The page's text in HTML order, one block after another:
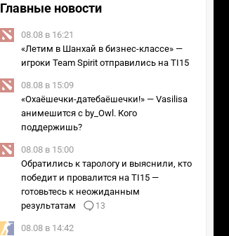
Главные новости
08.08 в 16:21
«Летим в Шанхай в бизнес-классе» —
игроки Team Spirit отправились на TI15
08.08 в 15:09
«Охаёшечки-датебаёшечки!» — Vasilisa
анимешится с by_Owl. Кого
поддержишь?
08.08 в 15:00
Обратились к тарологу и выяснили, кто
победит и провалится на TI15 —
готовьтесь к неожиданным
результатам
13
08.08 в 14:42